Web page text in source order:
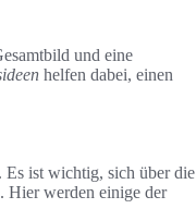
und eine
helfen dabei, einen
Es ist wichtig, sich über die
Hier werden einige der